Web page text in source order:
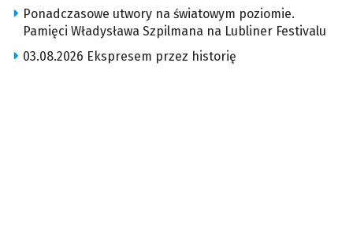
Ponadczasowe utwory na światowym poziomie.
Pamięci Władysława Szpilmana na Lubliner Festivalu
03.08.2026 Ekspresem przez historię